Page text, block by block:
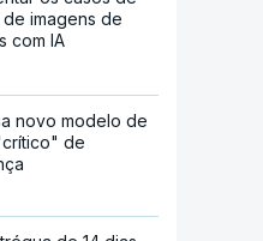
imagens de
com IA
novo modelo de
de